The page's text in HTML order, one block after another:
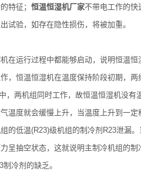
特征； 恒温恒湿机厂家不带电工作的快
试验，如存在隐性损伤，将被加重。
行过程中都能够启动，说明恒温
，恒温恒湿机在温度保持阶段初期，
两机组同时工作，故恒温恒湿机没有
就会缓慢上升，当温度上升到一
低温(R23)级机组的制冷剂R23泄漏
抽空状态，这就说明主制冷机组的
冷剂的缺乏。